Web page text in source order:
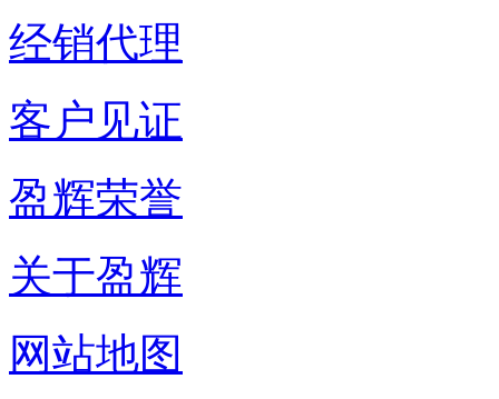
经销代理
客户见证
盈辉荣誉
关于盈辉
网站地图